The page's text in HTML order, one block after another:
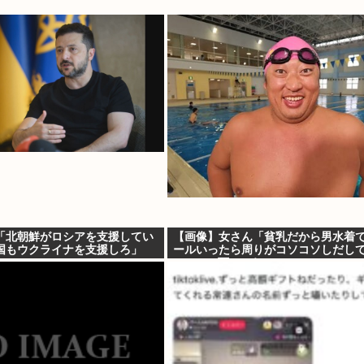
北朝鮮がロシアを支援してい
もウクライナを支援しろ」
【画像】女さん「貧乳だから男水着
ールいったら周りがコソコソしだし